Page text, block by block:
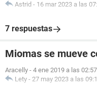
Astrid - 16 mar 2023 a las
7 respuestas
Miomas se mueve
Aracelly - 4 ene 2019 a las 02:57
Lety - 27 may 2023 a las